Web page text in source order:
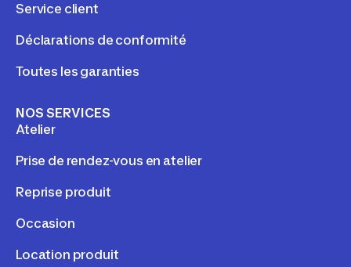
Service client
Déclarations de conformité
Toutes les garanties
NOS SERVICES
Atelier
Prise de rendez-vous en atelier
Reprise produit
Occasion
Location produit